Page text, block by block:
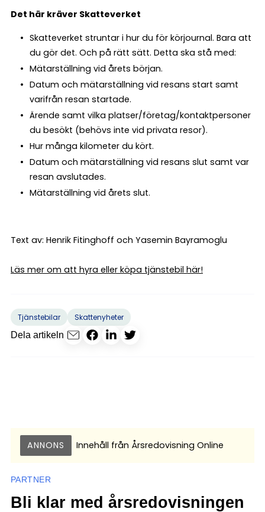
Det här kräver Skatteverket
Skatteverket struntar i hur du för körjournal. Bara att
du gör det. Och på rätt sätt. Detta ska stå med:
Mätarställning vid årets början.
Datum och mätarställning vid resans start samt
varifrån resan startade.
Ärende samt vilka platser/företag/kontaktpersoner
du besökt (behövs inte vid privata resor).
Hur många kilometer du kört.
Datum och mätarställning vid resans slut samt var
resan avslutades.
Mätarställning vid årets slut.
Text av: Henrik Fitinghoff och Yasemin Bayramoglu
Läs mer om att hyra eller köpa tjänstebil här!
Tjänstebilar
Skattenyheter
Dela artikeln
ANNONS Innehåll från Årsredovisning Online
PARTNER
Bli klar med årsredovisningen